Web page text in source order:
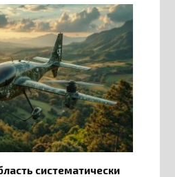
систематически